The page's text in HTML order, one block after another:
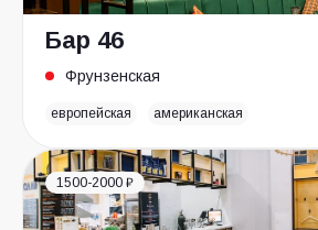
Бар 46
Фрунзенская
европейская американская
1500-2000 ₽